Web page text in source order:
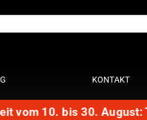
KONTAKT
vom 10. bis 30. August: